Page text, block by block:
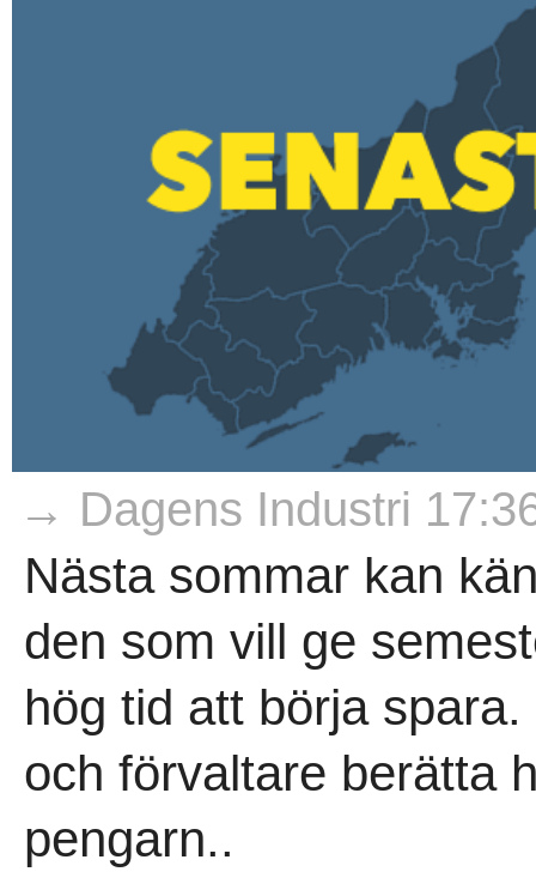
→ Dagens Industri
Nästa sommar kan
den som vill ge
hög tid att börja
och förvaltare berätta
pengarn..